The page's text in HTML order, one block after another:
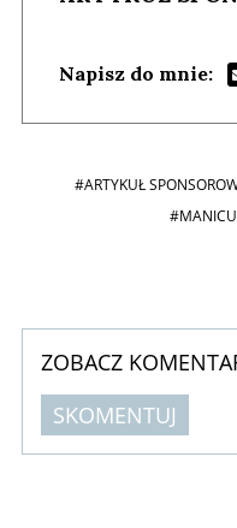
Napisz do mnie:
#ARTYKUŁ
ZOBACZ
SKOMENTUJ